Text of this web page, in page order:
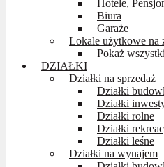
Hotele,
Biura
Garaże
Lokale użytkowe na
Pokaż
DZIAŁKI
Działki na sprzedaż
Działki
Działki
Działki rolne
Działki
Działki leśne
Działki na wynajem